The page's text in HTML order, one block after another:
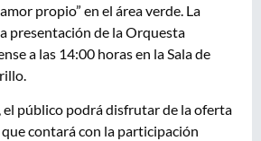
propio” en el área verde. La
presentación de la Orquesta
a las 14:00 horas en la Sala de
el público podrá disfrutar de la oferta
contará con la participación